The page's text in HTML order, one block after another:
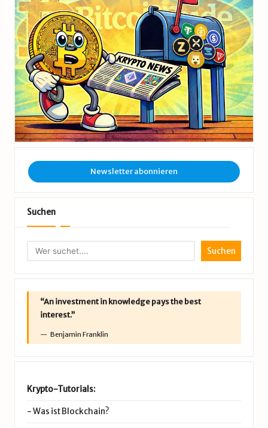
Newsletter abonnieren
Suchen
Suchen
“An investment in knowledge pays the best
interest.”
Benjamin Franklin
Krypto-Tutorials:
-Was ist Blockchain?